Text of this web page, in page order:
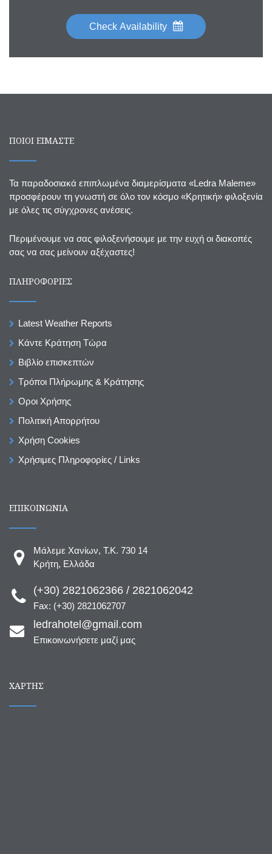
Check Availability
ΠΟΙΟΙ ΕΙΜΑΣΤΕ
Τα παραδοσιακά επιπλωμένα διαμερίσματα «Ledra Maleme»
προσφέρουν τη γνωστή σε όλο τον κόσμο «Κρητική» φιλοξενία
με όλες τις σύγχρονες ανέσεις.
Περιμένουμε να σας φιλοξενήσουμε με την ευχή οι διακοπές
σας να σας μείνουν αξέχαστες!
ΠΛΗΡΟΦΟΡΙΕΣ
Latest Weather Reports
Κάντε Κράτηση Τώρα
Βιβλίο επισκεπτών
Τρόποι Πλήρωμης & Κράτησης
Οροι Χρήσης
Πολιτική Απορρήτου
Χρήση Cookies
Χρήσιμες Πληροφορίες / Links
ΕΠΙΚΟΙΝΩΝΙΑ
Μάλεμε Χανίων, T.K. 730 14
Κρήτη, Ελλάδα
(+30) 2821062366 / 2821062042
Fax: (+30) 2821062707
ledrahotel@gmail.com
Επικοινωνήσετε μαζί μας
ΧΆΡΤΗΣ